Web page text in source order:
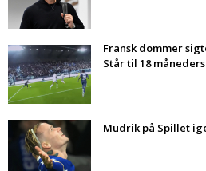
Fransk dommer
Står til 18
Mudrik på Spillet